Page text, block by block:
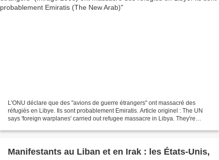
L'ONU déclare que des "avions de guerre étrangers" ont massacré des
réfugiés en Libye. Ils sont probablement Emiratis. Article originel : The UN
says 'foreign warplanes' carried out refugee massacre in Libya. They're
Manifestants au Liban et en Irak : les États-Unis,